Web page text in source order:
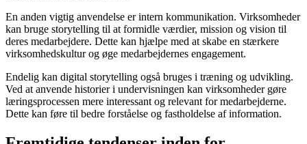
En anden vigtig anvendelse er intern kommunikation. Virksomheder
kan bruge storytelling til at formidle værdier, mission og vision til
deres medarbejdere. Dette kan hjælpe med at skabe en stærkere
virksomhedskultur og øge medarbejdernes engagement.
Endelig kan digital storytelling også bruges i træning og udvikling.
Ved at anvende historier i undervisningen kan virksomheder gøre
læringsprocessen mere interessant og relevant for medarbejderne.
Dette kan føre til bedre forståelse og fastholdelse af information.